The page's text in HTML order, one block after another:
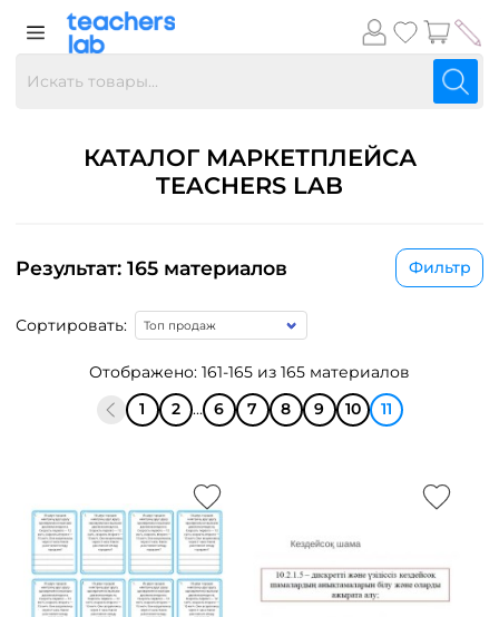
КАТАЛОГ МАРКЕТПЛЕЙСА
TEACHERS LAB
Результат: 165 материалов Фильтр
Сортировать:
Отображено: 161-165 из 165 материалов
1
2 ... 6 7 8 9 10 11